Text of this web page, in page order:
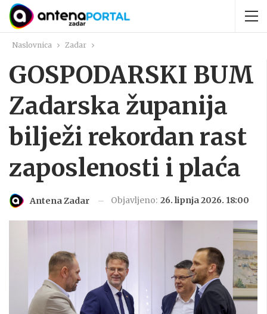
Naslovnica Zadar
GOSPODARSKI BUM
Zadarska županija
bilježi rekordan rast
zaposlenosti i plaća
Antena Zadar Objavljeno: 26. lipnja 2026. 18:00